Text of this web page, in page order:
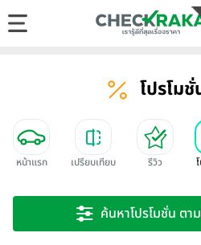
โปรโม
หน้าแรก เปรียบเทียบ รีวิว
ค้นหาโปรโมชั่น ต